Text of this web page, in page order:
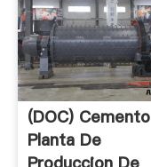
(DOC) Cemento
Planta De